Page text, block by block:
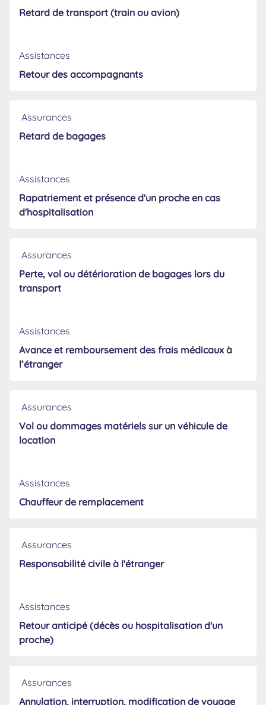
Retard de transport (train ou avion)
Assistances
Retour des accompagnants
Assurances
Retard de bagages
Assistances
Rapatriement et présence d'un proche en cas
d'hospitalisation
Assurances
Perte, vol ou détérioration de bagages lors du
transport
Assistances
Avance et remboursement des frais médicaux à
l’étranger
Assurances
Vol ou dommages matériels sur un véhicule de
location
Assistances
Chauffeur de remplacement
Assurances
Responsabilité civile à l'étranger
Assistances
Retour anticipé (décès ou hospitalisation d'un
proche)
Assurances
Annulation, interruption, modification de voyage